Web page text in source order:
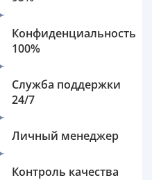
Конфиденциальность
100%
Служба поддержки
24/7
Личный менеджер
Контроль качества